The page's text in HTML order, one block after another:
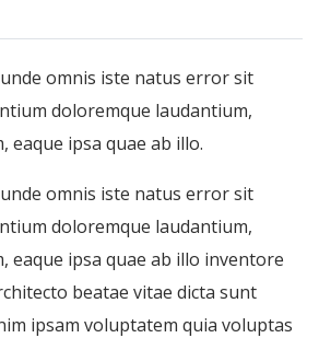
omnis iste natus error sit
doloremque laudantium,
eaque ipsa quae ab illo.
omnis iste natus error sit
doloremque laudantium,
eaque ipsa quae ab illo inventore
beatae vitae dicta sunt
ipsam voluptatem quia voluptas